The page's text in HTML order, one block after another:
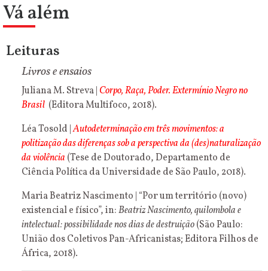
Vá além
Leituras
Livros e ensaios
Juliana M. Streva | Corpo, Raça, Poder. Extermínio Negro no
Brasil(Editora Multifoco, 2018).
Léa Tosold |Autodeterminação em três movimentos: a
politização das diferenças sob a perspectiva da (des)naturalização
da violência (Tese de Doutorado, Departamento de
Ciência Política da Universidade de São Paulo, 2018).
Maria Beatriz Nascimento | “Por um território (novo)
existencial e físico”, in:Beatriz Nascimento, quilombola e
intelectual: possibilidade nos dias de destruição(São Paulo:
União dos Coletivos Pan-Africanistas; Editora Filhos de
África, 2018).